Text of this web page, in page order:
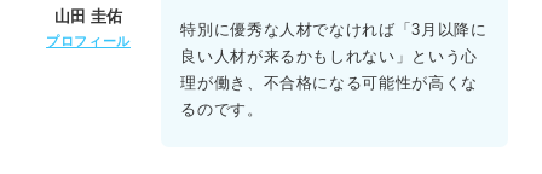
山田 圭佑
プロフィール
特別に優秀な人材でなければ「3月以降に
良い人材が来るかもしれない」という心
理が働き、不合格になる可能性が高くな
るのです。